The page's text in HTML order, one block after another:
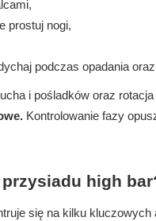
prostuj nogi,
podczas opadania
i pośladków oraz
Kontrolowanie fazy
high
się na kilku kluczowych